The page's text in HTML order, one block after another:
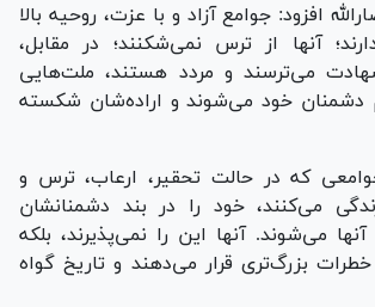
افزود: جوامع آزاد و با عزت، روحیه بالا
آنها از ترس نمی‌شکنند؛ در مقابل،
می‌ترسند و مردد هستند، ملت‌هایی
دشمنان خود می‌شوند و اراده‌شان شکسته
که در حالت تحقیر، ارعاب، ترس و
می‌کنند، خود را در بند دشمنانشان
می‌شوند. آنها این را نمی‌پذیرند، بلکه
بزرگ‌تری قرار می‌دهند و تاریخ گواه